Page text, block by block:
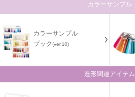
カラーサンプル
カラーサンプル
ブック(ver.10)
造形関連アイテム